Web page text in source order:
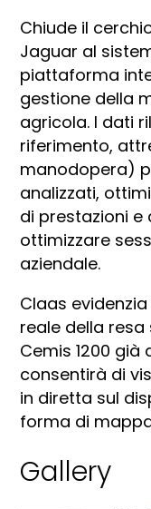
Chiude il
Jaguar al
piattaforma
gestione della
agricola. I dati
riferimento,
manodopera)
analizzati,
di prestazioni e
ottimizzare
aziendale.
Claas
reale della
Cemis 1200 già
consentirà di
in diretta sul
forma di
Gallery